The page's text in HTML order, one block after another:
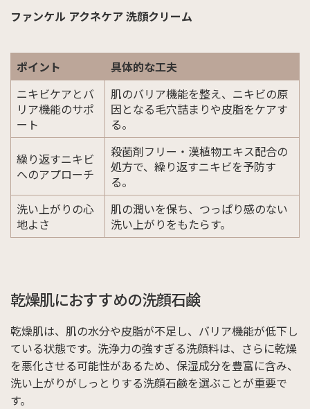
ファンケル アクネケア 洗顔クリーム
ポイント
具体的な工夫
ニキビケアとバ
リア機能のサポ
ート
肌のバリア機能を整え、ニキビの原
因となる毛穴詰まりや皮脂をケアす
る。
繰り返すニキビ
へのアプローチ
殺菌剤フリー・漢植物エキス配合の
処方で、繰り返すニキビを予防す
る。
洗い上がりの心
地よさ
肌の潤いを保ち、つっぱり感のない
洗い上がりをもたらす。
乾燥肌におすすめの洗顔石鹸
乾燥肌は、肌の水分や皮脂が不足し、バリア機能が低下し
ている状態です。洗浄力の強すぎる洗顔料は、さらに乾燥
を悪化させる可能性があるため、保湿成分を豊富に含み、
洗い上がりがしっとりする洗顔石鹸を選ぶことが重要で
す。